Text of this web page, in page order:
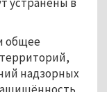
общее
надзорных